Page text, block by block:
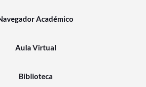
Académico
Aula Virtual
Biblioteca